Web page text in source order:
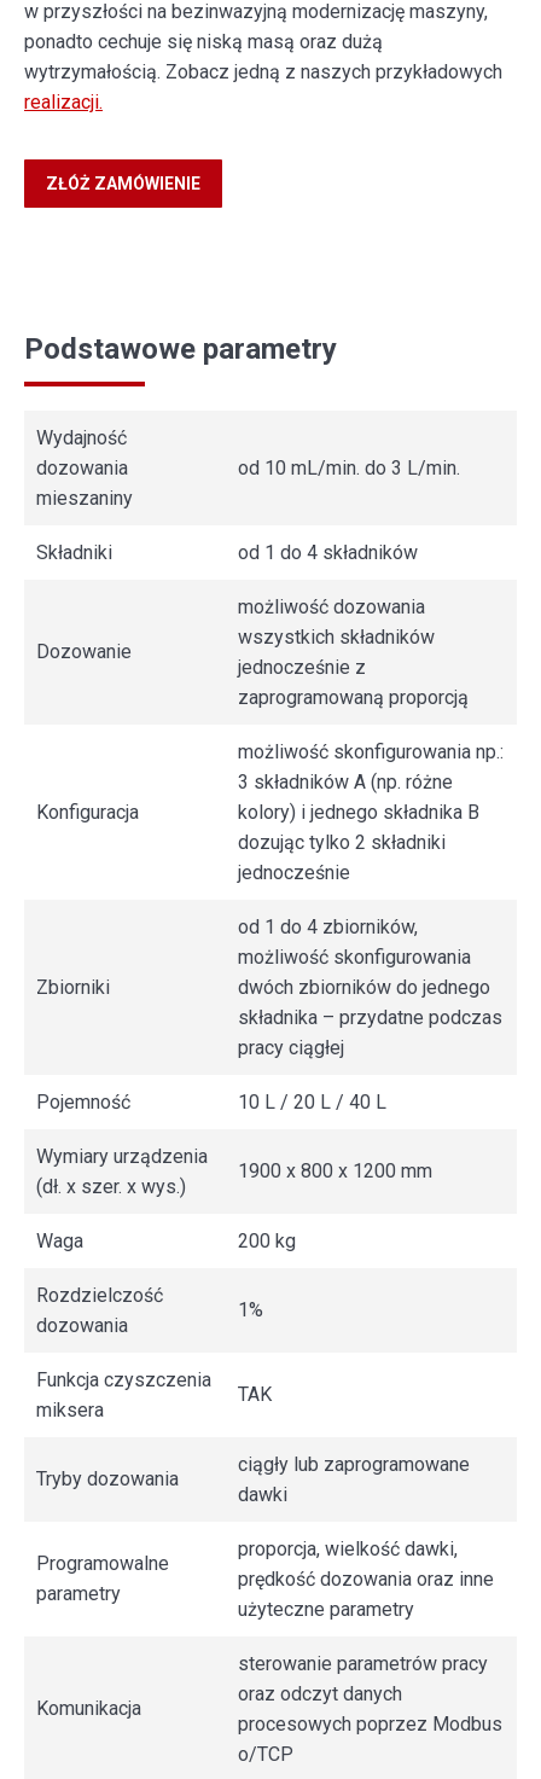
w przyszłości na bezinwazyjną modernizację maszyny,
ponadto cechuje się niską masą oraz dużą
wytrzymałością. Zobacz jedną z naszych przykładowych
realizacji.
ZŁÓŻ ZAMÓWIENIE
Podstawowe parametry
Wydajność
dozowania
mieszaniny
od 10 mL/min. do 3 L/min.
Składniki od 1 do 4 składników
Dozowanie
możliwość dozowania
wszystkich składników
jednocześnie z
zaprogramowaną proporcją
Konfiguracja
możliwość skonfigurowania np.:
3 składników A (np. różne
kolory) i jednego składnika B
dozując tylko 2 składniki
jednocześnie
Zbiorniki
od 1 do 4 zbiorników,
możliwość skonfigurowania
dwóch zbiorników do jednego
składnika – przydatne podczas
pracy ciągłej
Pojemność 10 L / 20 L / 40 L
Wymiary urządzenia
(dł. x szer. x wys.)
1900 x 800 x 1200 mm
Waga 200 kg
Rozdzielczość
dozowania
1%
Funkcja czyszczenia
miksera
TAK
Tryby dozowania
ciągły lub zaprogramowane
dawki
Programowalne
parametry
proporcja, wielkość dawki,
prędkość dozowania oraz inne
użyteczne parametry
Komunikacja
sterowanie parametrów pracy
oraz odczyt danych
procesowych poprzez Modbus
o/TCP